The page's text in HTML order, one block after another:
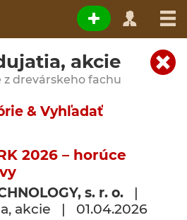
akcie
drevárskeho fachu
& Vyhľadať
2026 – horúce
s. r. o. |
akcie | 01.04.2026